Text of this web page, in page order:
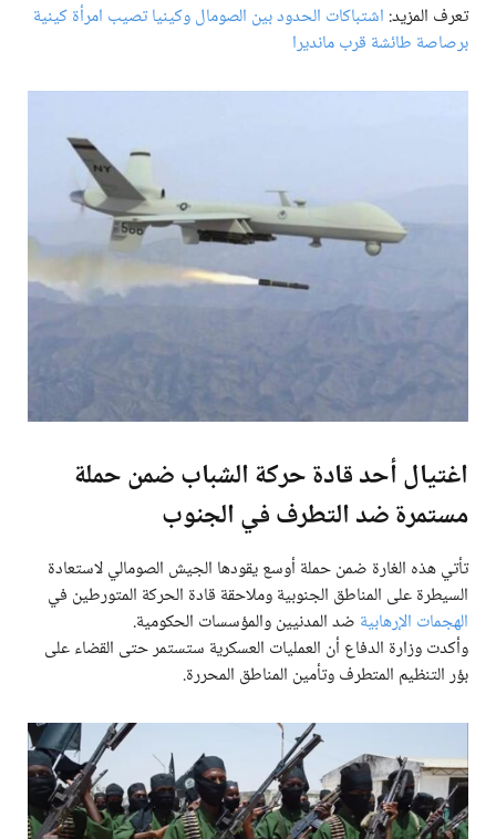
تعرف المزيد: اشتباكات الحدود بين الصومال وكينيا تصيب امرأة كينية
برصاصة طائشة قرب مانديرا
اغتيال أحد قادة حركة الشباب ضمن حملة
مستمرة ضد التطرف في الجنوب
تأتي هذه الغارة ضمن حملة أوسع يقودها الجيش الصومالي لاستعادة
السيطرة على المناطق الجنوبية وملاحقة قادة الحركة المتورطين في
الهجمات الإرهابية ضد المدنيين والمؤسسات الحكومية.
وأكدت وزارة الدفاع أن العمليات العسكرية ستستمر حتى القضاء على
بؤر التنظيم المتطرف وتأمين المناطق المحررة.